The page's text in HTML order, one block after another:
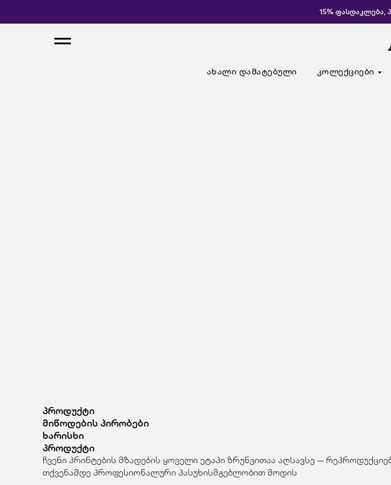
15% ფასდაკლება,
ახალი დამატებული კოლექციები
პროდუქტი
მიწოდების პირობები
ხარისხი
პროდუქტი
ჩვენი პრინტების მზადების ყოველი ეტაპი ზრუნვითაა აღსავსე —
თქვენამდე პროფესიონალური პასუხისმგებლობით მოდის